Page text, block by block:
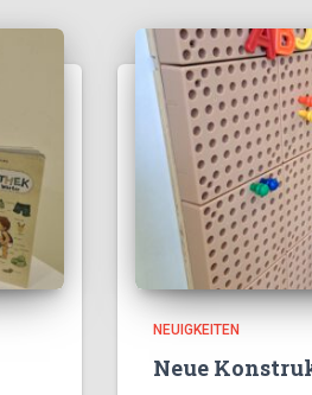
NEUIGKEITEN
Neue